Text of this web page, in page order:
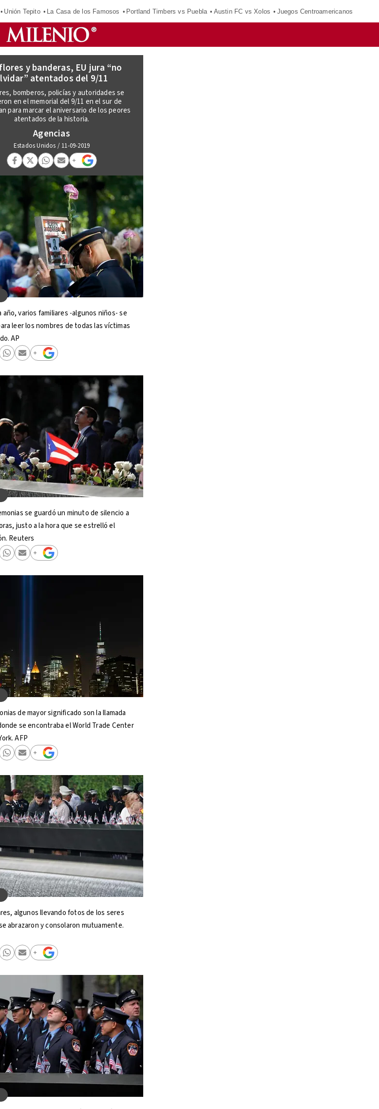
Unión Tepito La Casa de los Famosos Portland Timbers vs Puebla Austin FC vs Xolos Juegos Centroamericanos
y banderas, EU jura “no
atentados del 9/11
bomberos, policías y autoridades se
en el memorial del 9/11 en el sur de
para marcar el aniversario de los peores
atentados de la historia.
Agencias
Estados Unidos / 11-09-2019
año, varios familiares -algunos niños- se
leer los nombres de todas las víctimas
AP
se guardó un minuto de silencio a
justo a la hora que se estrelló el
Reuters
de mayor significado son la llamada
se encontraba el World Trade Center
AFP
algunos llevando fotos de los seres
abrazaron y consolaron mutuamente.